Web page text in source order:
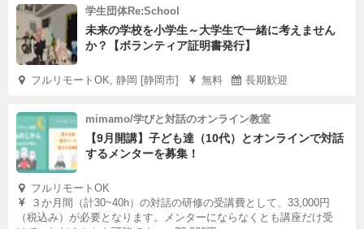
学生団体Re:School
未来の学校を小学生～大学生で一緒に考えません
か？【ボランティア証明書発行】
フルリモートOK, 静岡 [静岡市] 無料 長期歓迎
mimamo/学びと対話のオンライン教室
【9月開講】子ども達（10代）とオンラインで対話
するメンターを募集！
フルリモートOK
３か月間（計30~40h）の対話の研修の受講費として、33,000円
（税込み）が必要となります。メンターにならなくとも講座だけ受